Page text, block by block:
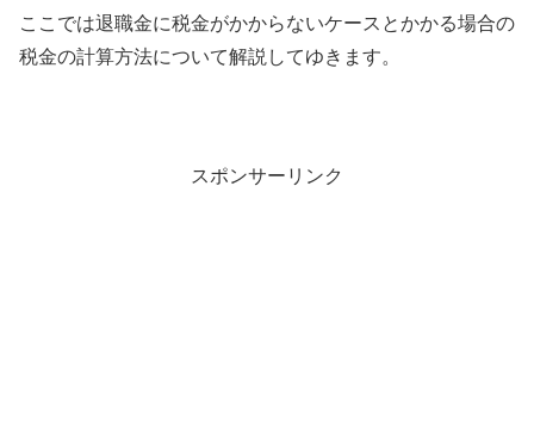
ここでは退職金に税金がかからないケースとかかる場合の
税金の計算方法について解説してゆきます。
スポンサーリンク